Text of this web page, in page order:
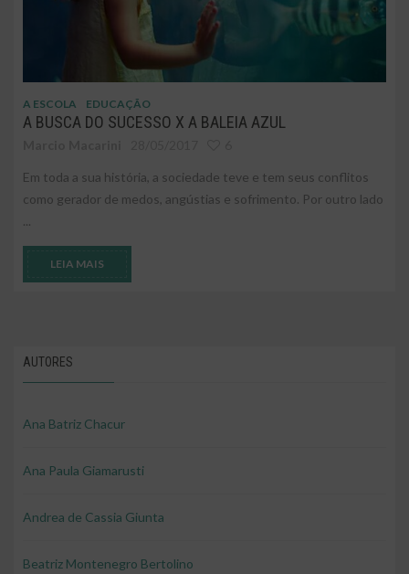
A ESCOLA EDUCAÇÃO
A BUSCA DO SUCESSO X A BALEIA AZUL
Em toda a sua história, a sociedade teve e tem seus conflitos
como gerador de medos, angústias e sofrimento. Por outro lado
...
LEIA MAIS
AUTORES
Ana Batriz Chacur
Ana Paula Giamarusti
Andrea de Cassia Giunta
Beatriz Montenegro Bertolino